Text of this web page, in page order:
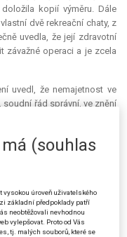
kopií výměru. Dále
dvě rekreační chaty, z
uvedla, že její zdravotní
závažné operaci a je zcela
uvedl, že nemajetnost ve
řád správní, ve znění
jsou u žalobkyně dobré,
úhradu soudního
majetkový převod v rámci
dobrodiní státu. O
svědčí i to, že si mohla
advokátem. Soud vážil i
kvůli níž nesla náklady
(souhlas
vysokou úroveň uživatelského
základní předpoklady patří
neobtěžovali nevhodnou
vylepšovat. Proto od Vás
tj. malých souborů, které se